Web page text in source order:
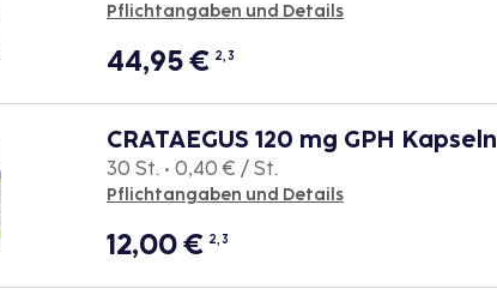
Pflichtangaben und Details
44,95€ 2, 3
CRATAEGUS 120 mg GPH Kapseln
30 St. • 0,40 € / St.
Pflichtangaben und Details
12,00€ 2, 3